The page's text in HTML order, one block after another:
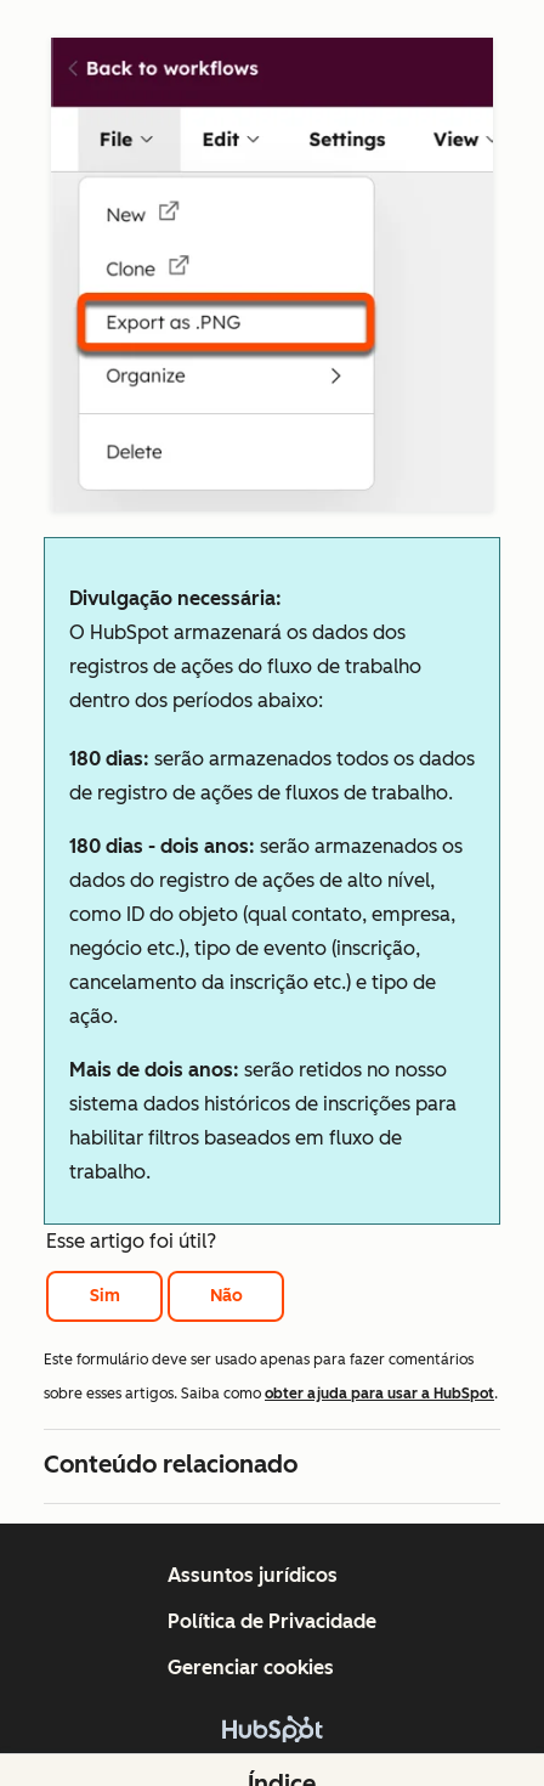
Divulgação necessária:
O HubSpot armazenará os dados dos
registros de ações do fluxo de trabalho
dentro dos períodos abaixo:
180 dias: serão armazenados todos os dados
de registro de ações de fluxos de trabalho.
180 dias - dois anos: serão armazenados os
dados do registro de ações de alto nível,
como ID do objeto (qual contato, empresa,
negócio etc.), tipo de evento (inscrição,
cancelamento da inscrição etc.) e tipo de
ação.
Mais de dois anos: serão retidos no nosso
sistema dados históricos de inscrições para
habilitar filtros baseados em fluxo de
trabalho.
Esse artigo foi útil?
Sim Não
Este formulário deve ser usado apenas para fazer comentários
sobre esses artigos. Saiba como obter ajuda para usar a HubSpot.
Conteúdo relacionado
Copyright © 2026 HubSpot, Inc.
Assuntos jurídicos
Política de Privacidade
Gerenciar cookies